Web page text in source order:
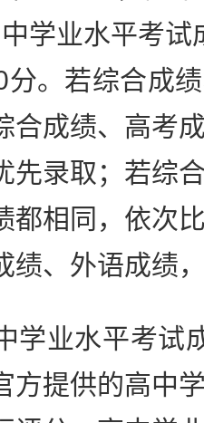
学业水平考
分。若综合成
合成绩、高考
先录取；若综
都相同，依次
绩、外语成绩
业水平考试
方提供的高中